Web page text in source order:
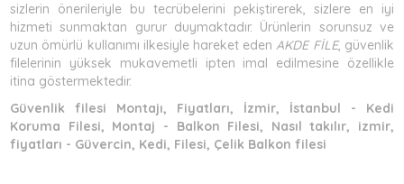
sizlerin önerileriyle bu tecrübelerini pekiştirerek, sizlere en iyi
hizmeti sunmaktan gurur duymaktadır. Ürünlerin sorunsuz ve
uzun ömürlü kullanımı ilkesiyle hareket edenAKDE FİLE, güvenlik
filelerinin yüksek mukavemetli ipten imal edilmesine özellikle
itina göstermektedir.
Güvenlik filesi Montajı, Fiyatları, İzmir, İstanbul - Kedi
Koruma Filesi, Montaj - Balkon Filesi, Nasıl takılır, izmir,
fiyatları - Güvercin, Kedi, Filesi, Çelik Balkon filesi